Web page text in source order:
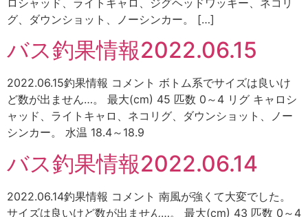
ロシャッド、ライトキャロ、ジグヘッドワッキー、ネコリ
グ、ダウンショット、ノーシンカー。 […]
バス釣果情報2022.06.15
2022.06.15釣果情報 コメント ボトム系でサイズは良いけ
ど数が出ません…。 最大(cm) 45 匹数 0～4 リグ キャロシ
ャッド、ライトキャロ、ネコリグ、ダウンショット、ノー
シンカー。 水温 18.4～18.9
バス釣果情報2022.06.14
2022.06.14釣果情報 コメント 南風が強くて大変でした。
サイズは良いけど数が出ません…。 最大(cm) 43 匹数 0～4